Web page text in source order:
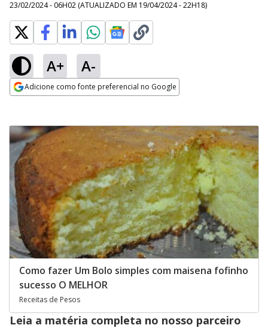
23/02/2024 - 06H02 (ATUALIZADO EM 19/04/2024 - 22H18)
A+ A-
Adicione como fonte preferencial no Google
Como fazer Um Bolo simples com maisena fofinho
sucesso O MELHOR
Receitas de Pesos
Leia a matéria completa no nosso parceiro